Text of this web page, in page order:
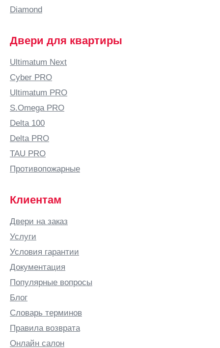
Бабяково
Баку
Балаково
Балашиха
Балашов
Балтай
Барановичи
Барнаул
Барыш
Батайск
Белая
Калитва
Белгород
Белово
Белозерск
Белорецк
Белореченск
Березники
Бийск
Бишкек
Благовещенск
Diamond
Двери для квартиры
Ultimatum Next
Cyber PRO
Ultimatum PRO
S.Omega PRO
Delta 100
Delta PRO
TAU PRO
Противопожарные
Клиентам
Двери на заказ
Услуги
Условия гарантии
Документация
Популярные вопросы
Блог
Словарь терминов
Правила возврата
Онлайн салон